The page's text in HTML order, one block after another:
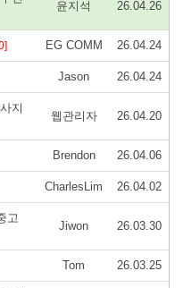
윤지석 26.04.26
EG COMM 26.04.24
Jason 26.04.24
지
웹관리자 26.04.20
Brendon 26.04.06
CharlesLim 26.04.02
고
Jiwon 26.03.30
Tom 26.03.25